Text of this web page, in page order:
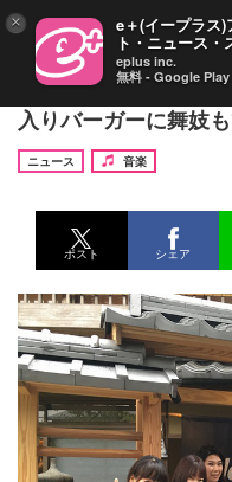
京都・祇園にハード
入りバーガーに舞妓
ニュース
音楽
ポスト シェア
× e＋(イープラス
ト・ニュース・
eplus inc.
無料 - Google Play